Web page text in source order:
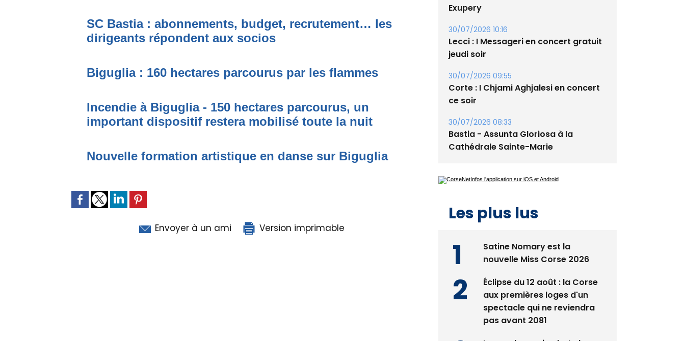
SC Bastia : abonnements, budget, recrutement… les
dirigeants répondent aux socios
Biguglia : 160 hectares parcourus par les flammes
Incendie à Biguglia - 150 hectares parcourus, un
important dispositif restera mobilisé toute la nuit
Nouvelle formation artistique en danse sur Biguglia
Envoyer à un ami Version imprimable
30/07/2026 10:16
jeudi soir
30/07/2026 09:55
ce soir
30/07/2026 08:33
Cathédrale Sainte-Marie
Éclipse du 12 août : la Corse
spectacle qui ne reviendra
pas avant 2081
La gendarmerie alerte les